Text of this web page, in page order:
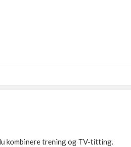
kombinere trening og TV-titting.